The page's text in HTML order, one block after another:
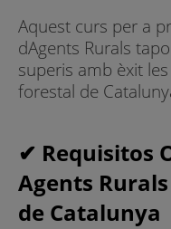
Aquest curs per a
dAgents Rurals
superis amb èxit
forestal de
✔ Requisitos
Agents
de Catalunya